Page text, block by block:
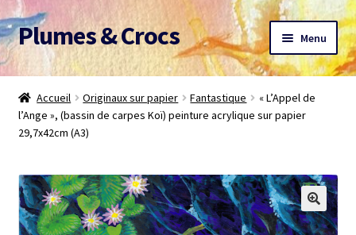
Aller
à
la
navigation
Aller
au
contenu
Plumes & Crocs Menu
Accueil
Devis gratuit
Mon compte
Accueil Originaux sur papier Fantastique
« L’Appel de
l’Ange », (bassin de carpes Koï) peinture acrylique sur papier
29,7x42cm (A3)